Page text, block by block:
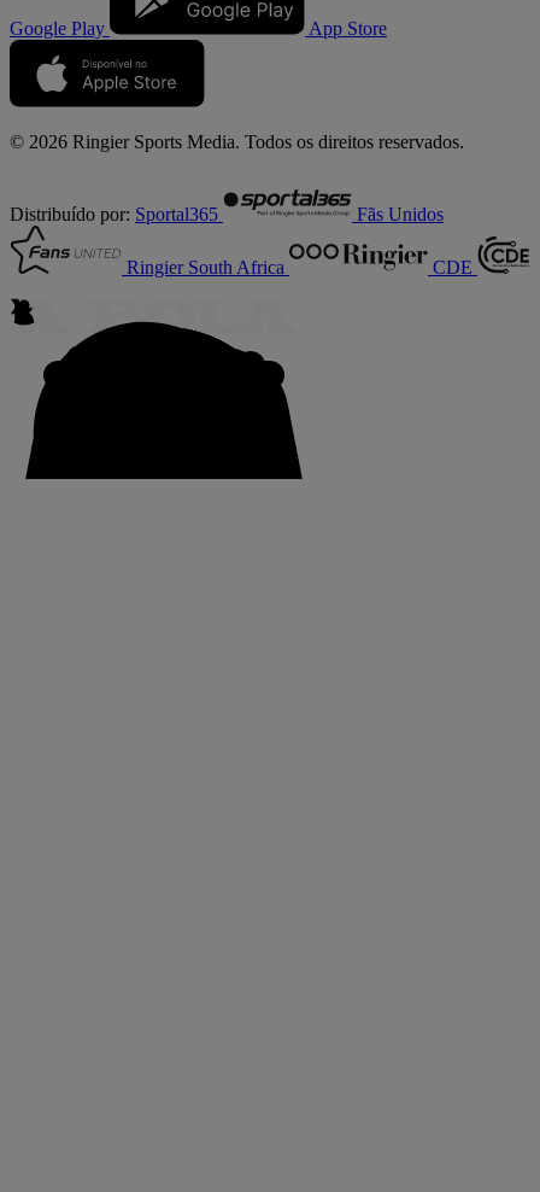
Google Play App Store
© 2026 Ringier Sports Media. Todos os direitos reservados.
Distribuído por: Sportal365 Fãs Unidos
Ringier South Africa CDE